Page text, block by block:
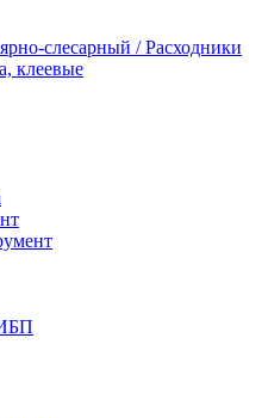
слесарный / Расходники
клеевые